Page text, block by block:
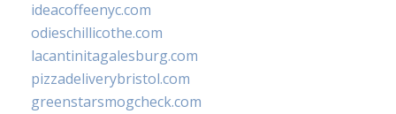
ideacoffeenyc.com
odieschillicothe.com
lacantinitagalesburg.com
pizzadeliverybristol.com
greenstarsmogcheck.com